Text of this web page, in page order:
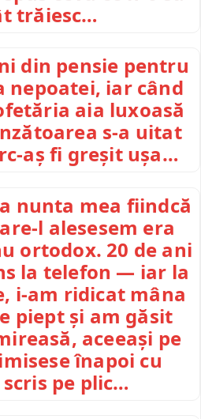
trăiesc…
din pensie pentru
nepoatei, iar când
aia luxoasă
s-a uitat
aș fi greșit ușa…
nunta mea fiindcă
l alesesem era
ortodox. 20 de ani
la telefon — iar la
i-am ridicat mâna
piept și am găsit
aceeași pe
înapoi cu
scris pe plic…